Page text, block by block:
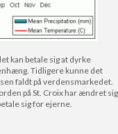
kan betale sig at dyrke
Tidligere kunne det
faldt på verdensmarkedet.
på St. Croix har ændret sig
sig for ejerne.